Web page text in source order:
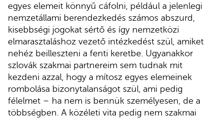
egyes elemeit könnyű cáfolni, például a jelenlegi
nemzetállami berendezkedés számos abszurd,
kisebbségi jogokat sértő és így nemzetközi
elmarasztaláshoz vezető intézkedést szül, amiket
nehéz beilleszteni a fenti keretbe. Ugyanakkor
szlovák szakmai partnereim sem tudnak mit
kezdeni azzal, hogy a mítosz egyes elemeinek
rombolása bizonytalanságot szül, ami pedig
félelmet – ha nem is bennük személyesen, de a
többségben. A közéleti vita pedig nem szakmai